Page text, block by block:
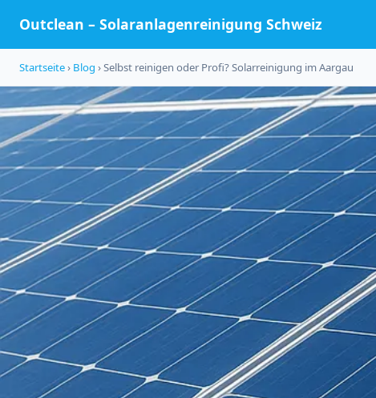
Outclean – Solaranlagenreinigung Schweiz
Startseite› Blog › Selbst reinigen oder Profi? Solarreinigung im Aargau